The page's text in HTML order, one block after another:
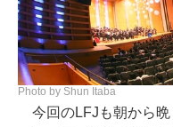
Photo by Shun Itaba
今回のLFJも朝から晩